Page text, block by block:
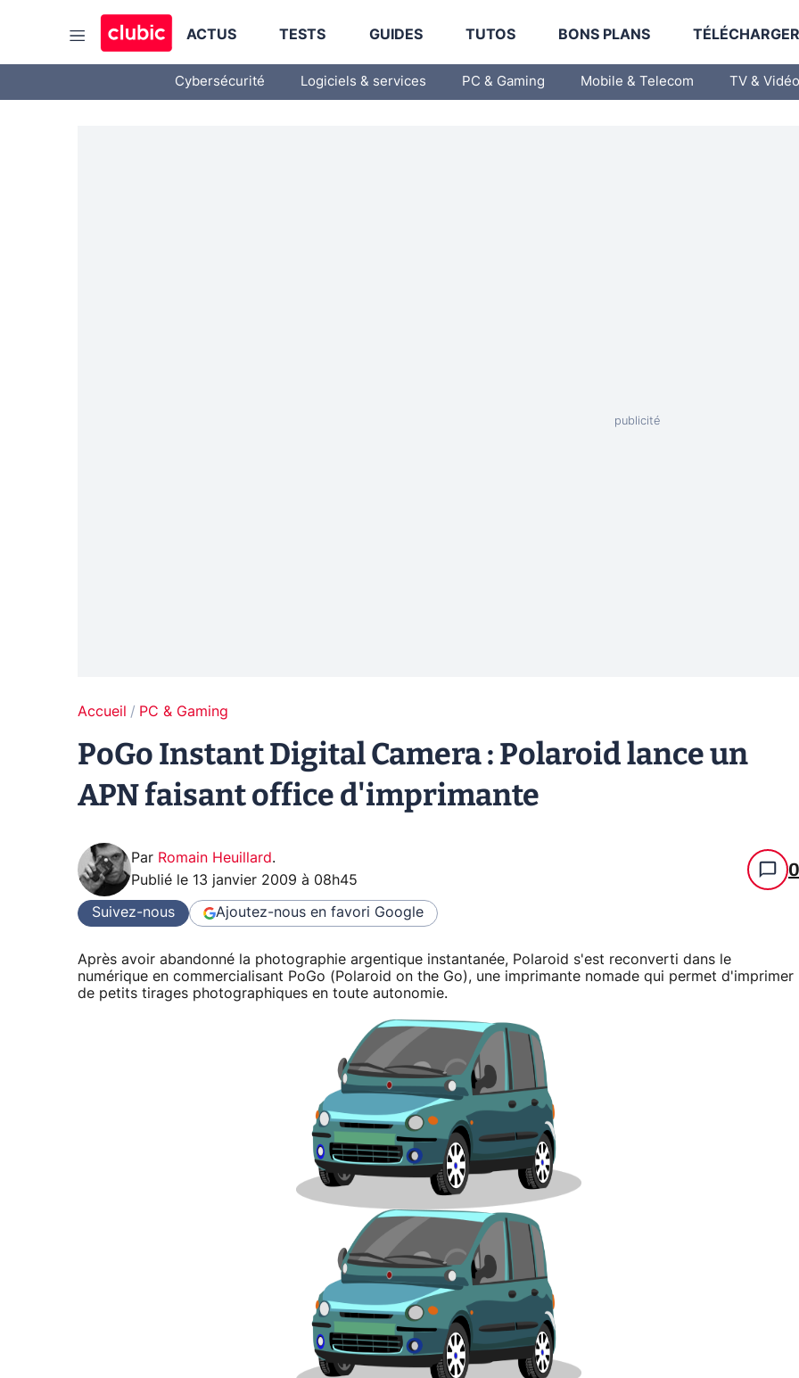
ACTUS TESTS GUIDES TUTOS BONS PLANS
Cybersécurité Logiciels & services PC & Gaming Mobile & Telecom TV & Vidéo
Accueil PC & Gaming
PoGo Instant Digital Camera : Polaroid lance un
APN faisant office d'imprimante
Par Romain Heuillard.
Publié le 13 janvier 2009 à 08h45 0
Suivez-nous Ajoutez-nous en favori Google
Après avoir abandonné la photographie argentique instantanée, Polaroid s'est reconverti dans le
numérique en commercialisant PoGo (Polaroid on the Go), une imprimante nomade qui permet d'imprimer
de petits tirages photographiques en toute autonomie.